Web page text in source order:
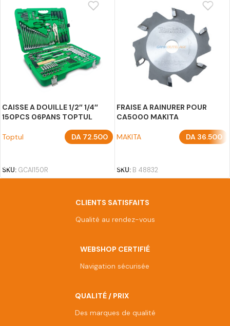
CAISSE A DOUILLE 1/2″ 1/4″
150PCS 06PANS TOPTUL
Toptul DA 72.500
SKU: GCAI150R
FRAISE A RAINURER POUR
CA5000 MAKITA
MAKITA DA 36.500
SKU: B 48832
CLIENTS SATISFAITS
Qualité au rendez-vous
WEBSHOP CERTIFIÉ
Navigation sécurisée
QUALITÉ / PRIX
Des marques de qualité